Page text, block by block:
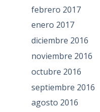
febrero 2017
enero 2017
diciembre 2016
noviembre 2016
octubre 2016
septiembre 2016
agosto 2016